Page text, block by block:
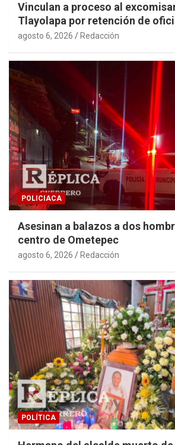
Vinculan a proceso al
Tlayolapa por retención de
agosto 6, 2026 Redacción
POLICIACA
Asesinan a balazos a dos
centro de Ometepec
agosto 6, 2026 Redacción
POLÍTICA